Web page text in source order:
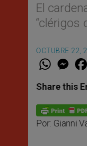
El
“clérigos
OCTUBRE 22,
W
t
s
p
p
M
e
s
e
g
e
r
Share this
Por: Gianni